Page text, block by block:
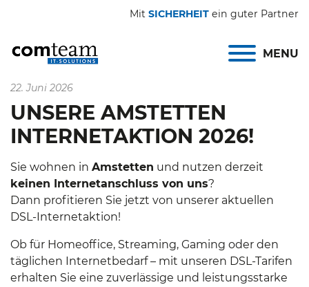
Mit SICHERHEIT ein guter Partner
MENU
22. Juni 2026
UNSERE AMSTETTEN
INTERNETAKTION 2026!
Sie wohnen in Amstetten und nutzen derzeit
keinen Internetanschluss von uns?
Dann profitieren Sie jetzt von unserer aktuellen
DSL-Internetaktion!
Ob für Homeoffice, Streaming, Gaming oder den
täglichen Internetbedarf – mit unseren DSL-Tarifen
erhalten Sie eine zuverlässige und leistungsstarke